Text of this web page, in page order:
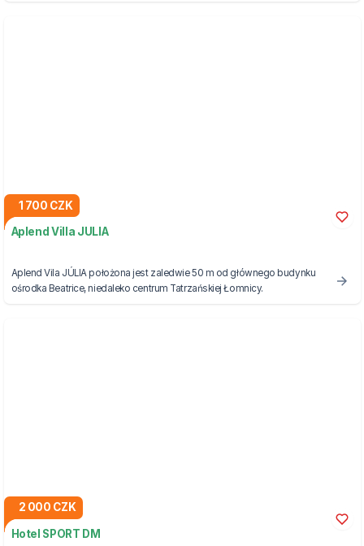
1 700 CZK
Aplend Villa JULIA
Aplend Vila JÚLIA położona jest zaledwie 50 m od głównego budynku
ośrodka Beatrice, niedaleko centrum Tatrzańskiej Łomnicy.
2 000 CZK
Hotel SPORT DM